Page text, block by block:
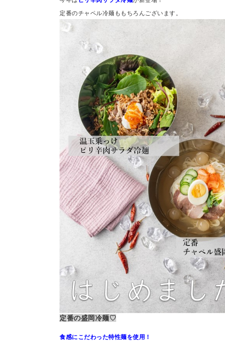
定番のチャペル冷麺ももちろんございます。
定番の盛岡冷麺♡
食感にこだわった特性麺を使用！